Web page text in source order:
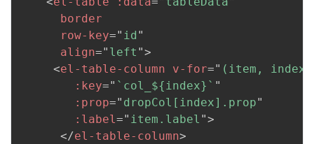
border
row-key=" id "
align=" left ">
<el-table-column v-for=" (item,
:key=" `col_${index}` "
:prop=" dropCol[index].prop"
:label=" item.label ">
</el-table-column>